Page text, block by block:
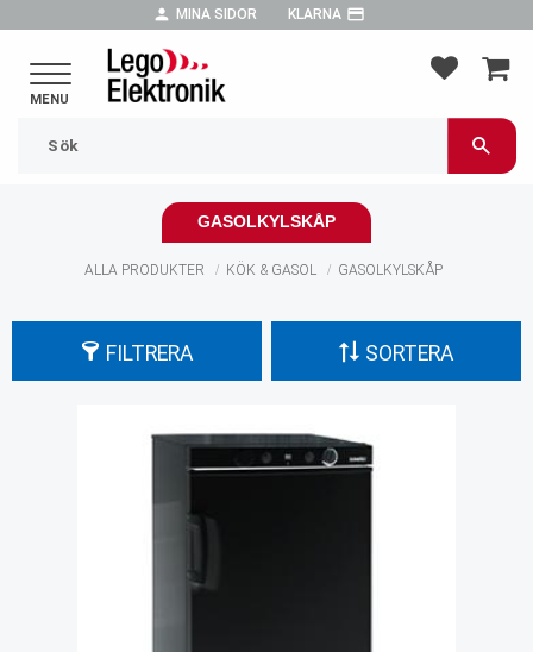
person MINA SIDOR KLARNA payment
GASOLKYLSKÅP
ALLA PRODUKTER KÖK & GASOL GASOLKYLSKÅP
FILTRERA SORTERA